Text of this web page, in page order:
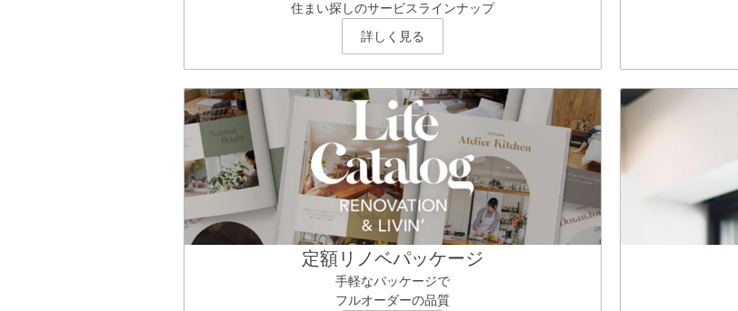
住まい探しのサービスラインナップ
詳しく見る
定額リノベパッケージ
手軽なパッケージで
フルオーダーの品質